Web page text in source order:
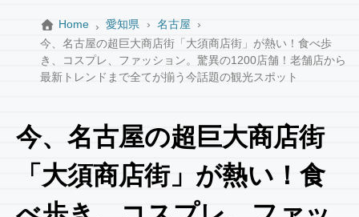
Home 愛知県
名古屋
今、名古屋の超巨大商店街「大須商店街」が熱い！食べ歩
き、コスプレ、ファッション。驚異の1200店舗！老舗店から
最新トレンドまで全てが揃う今話題の観光スポット
今、名古屋の超巨大商店街
「大須商店街」が熱い！食